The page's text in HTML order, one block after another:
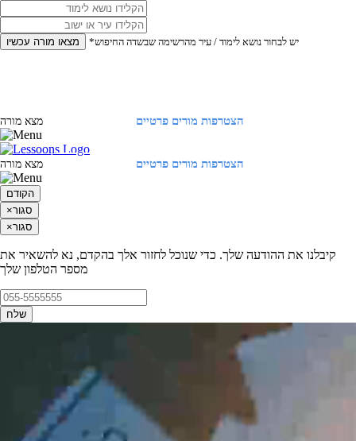
מצאו מורה עכשיו *יש לבחור נושא לימוד / עיר מהרשימה שבשדה החיפוש
הצטרפות מורים פרטיים מצא מורה
הצטרפות מורים פרטיים מצא מורה
הקודם
×סגור
×סגור
קיבלנו את ההודעה שלך. כדי שנוכל לחזור אלך בהקדם, נא להשאיר את
מספר הטלפון שלך
שלח